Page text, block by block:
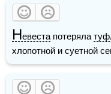
Невеста потеряла
хлопотной и суетной